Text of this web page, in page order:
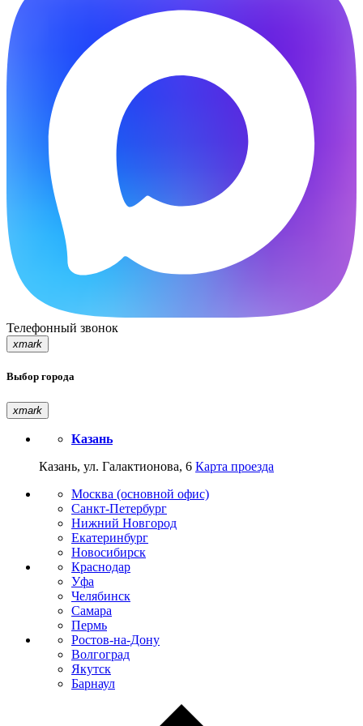
Телефонный звонок
xmark
Выбор города
xmark
Казань
Казань, ул. Галактионова, 6 Карта проезда
Москва (основной офис)
Санкт-Петербург
Нижний Новгород
Екатеринбург
Новосибирск
Краснодар
Уфа
Челябинск
Самара
Пермь
Ростов-на-Дону
Волгоград
Якутск
Барнаул